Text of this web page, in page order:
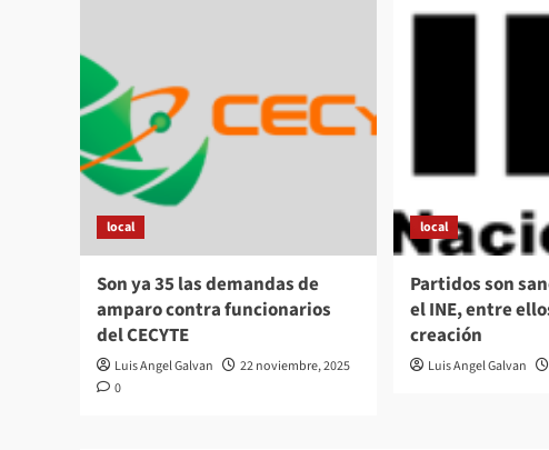
local
Son ya 35 las demandas de
amparo contra funcionarios
del CECYTE
Luis Angel Galvan
22 noviembre, 2025
0
local
Partidos son
el INE, entre
creación
Luis Angel Galvan